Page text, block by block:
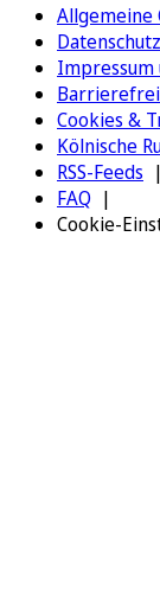
Allgemeine
Impressum
Cookies &
Kölnische
RSS-Feeds
FAQ
Cookie-